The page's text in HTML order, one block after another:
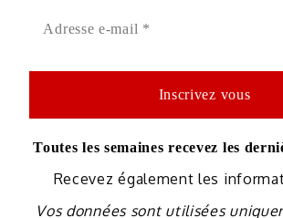
Toutes les semaines recevez les
Recevez également les
Vos données sont utilisées